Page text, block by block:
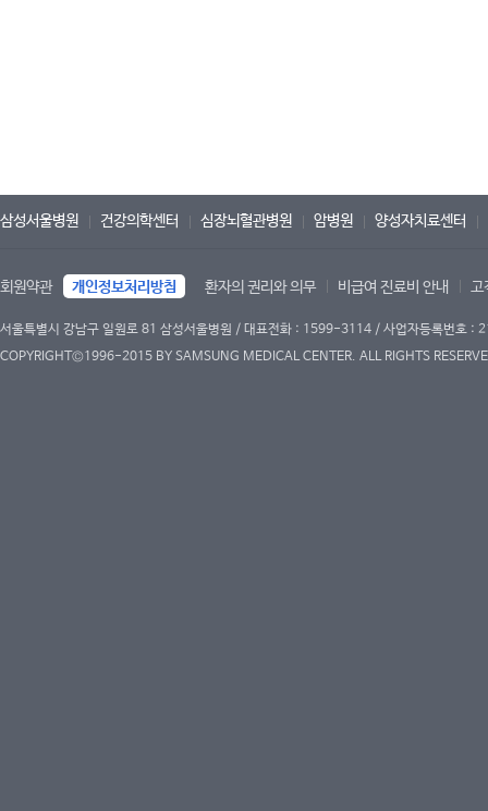
삼성서울병원 건강의학센터 심장뇌혈관병원 암병원 양성자치료센터
회원약관 개인정보처리방침 환자의 권리와 의무 비급여 진료비 안내 고
서울특별시 강남구 일원로 81 삼성서울병원 / 대표전화 : 1599-3114 / 사업자등록번호
COPYRIGHT©1996-2015 BY SAMSUNG MEDICAL CENTER. ALL RIGHTS